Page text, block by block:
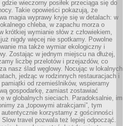
gdzie wieczorny posiłek przeciąga się do
Takie opowieści pokazują, że
magia wyprawy kryje się w detalach: w
chleba, w zapachu morza o
krótkiej wymianie słów z człowiekiem,
nigdy więcej nie spotkamy. Powolne
ma także wymiar ekologiczny i
Zostając w jednym miejscu na dłużej,
liczbę przelotów i przejazdów, co
nasz ślad węglowy. Nocując w lokalnych
jedząc w rodzinnych restauracjach i
pamiątki od rzemieślników, wspieramy
gospodarkę, zamiast zostawiać
w globalnych sieciach. Paradoksalnie, im
za „topowymi atrakcjami”, tym
autentycznie korzystamy z gościnności
Slow travel pozwala też lepiej odpocząć.